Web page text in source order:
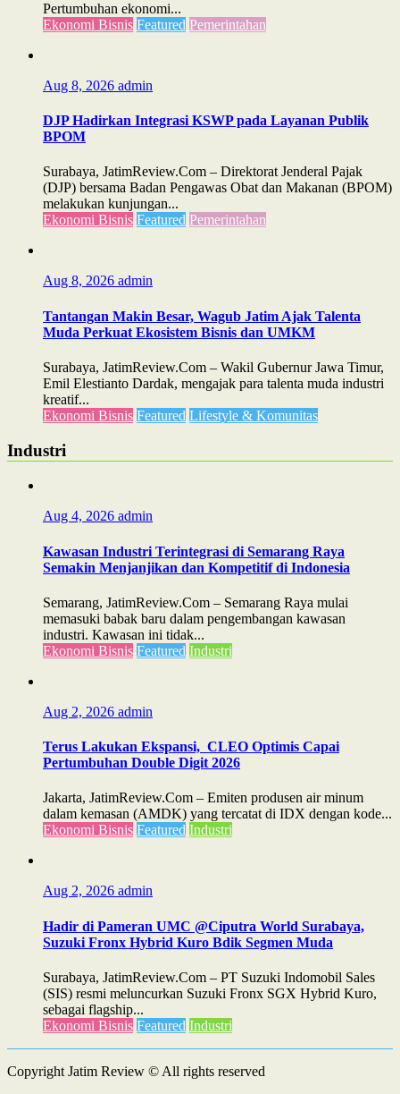
Pertumbuhan ekonomi...
Ekonomi Bisnis Featured Pemerintahan
Aug 8, 2026 admin
DJP Hadirkan Integrasi KSWP pada Layanan Publik
BPOM
Surabaya, JatimReview.Com – Direktorat Jenderal Pajak
(DJP) bersama Badan Pengawas Obat dan Makanan (BPOM)
melakukan kunjungan...
Ekonomi Bisnis Featured Pemerintahan
Aug 8, 2026 admin
Tantangan Makin Besar, Wagub Jatim Ajak Talenta
Muda Perkuat Ekosistem Bisnis dan UMKM
Surabaya, JatimReview.Com – Wakil Gubernur Jawa Timur,
Emil Elestianto Dardak, mengajak para talenta muda industri
kreatif...
Ekonomi Bisnis Featured Lifestyle & Komunitas
Industri
Aug 4, 2026 admin
Kawasan Industri Terintegrasi di Semarang Raya
Semakin Menjanjikan dan Kompetitif di Indonesia
Semarang, JatimReview.Com – Semarang Raya mulai
memasuki babak baru dalam pengembangan kawasan
industri. Kawasan ini tidak...
Ekonomi Bisnis Featured Industri
Aug 2, 2026 admin
Terus Lakukan Ekspansi, CLEO Optimis Capai
Pertumbuhan Double Digit 2026
Jakarta, JatimReview.Com – Emiten produsen air minum
dalam kemasan (AMDK) yang tercatat di IDX dengan kode...
Ekonomi Bisnis Featured Industri
Aug 2, 2026 admin
Hadir di Pameran UMC @Ciputra World Surabaya,
Suzuki Fronx Hybrid Kuro Bdik Segmen Muda
Surabaya, JatimReview.Com – PT Suzuki Indomobil Sales
(SIS) resmi meluncurkan Suzuki Fronx SGX Hybrid Kuro,
sebagai flagship...
Ekonomi Bisnis Featured Industri
Copyright Jatim Review © All rights reserved